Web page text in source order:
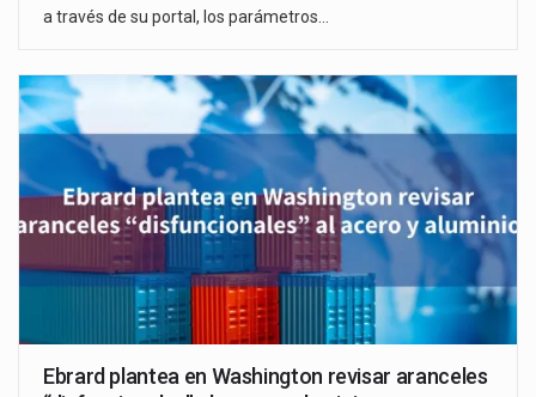
a través de su portal, los parámetros…
Ebrard plantea en Washington revisar aranceles